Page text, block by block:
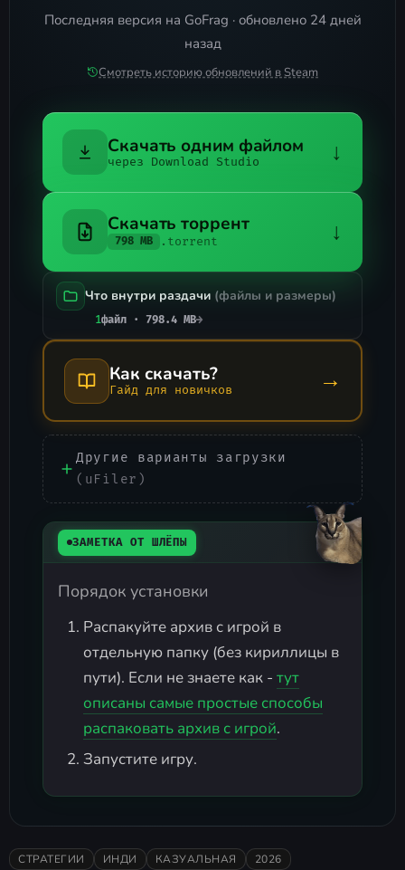
Последняя версия на GoFrag · обновлено 24 дней
назад
Смотреть историю обновлений в Steam
Скачать одним файлом
через Download Studio ↓
Скачать торрент
798 MB .torrent ↓
Что внутри раздачи (файлы и размеры)
1файл · 798.4 MB→
Как скачать?
Гайд для новичков →
Другие варианты загрузки
(uFiler)
ЗАМЕТКА ОТ ШЛЁПЫ
Порядок установки
Распакуйте архив с игрой в
отдельную папку (без кириллицы в
пути). Если не знаете как - тут
описаны самые простые способы
распаковать архив с игрой.
Запустите игру.
СТРАТЕГИИ ИНДИ КАЗУАЛЬНАЯ 2026